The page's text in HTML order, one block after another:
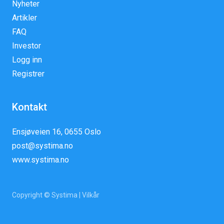
Nyheter
Artikler
FAQ
Investor
Logg inn
Registrer
Kontakt
Ensjøveien 16, 0655 Oslo
post@systima.no
www.systima.no
Copyright © Systima | Vilkår